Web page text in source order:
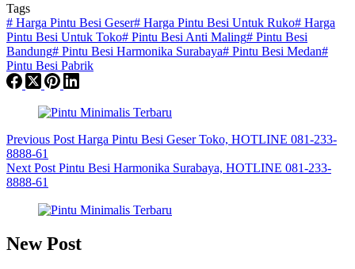
Tags
# Harga Pintu Besi Geser# Harga Pintu Besi Untuk Ruko# Harga
Pintu Besi Untuk Toko# Pintu Besi Anti Maling# Pintu Besi
Bandung# Pintu Besi Harmonika Surabaya# Pintu Besi Medan#
Pintu Besi Pabrik
Previous Post Harga Pintu Besi Geser Toko, HOTLINE 081-233-
8888-61
Next Post Pintu Besi Harmonika Surabaya, HOTLINE 081-233-
8888-61
New Post